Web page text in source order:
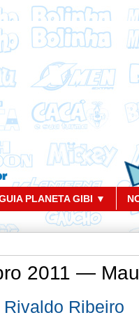
PLANETA GIBI ▼
2011 —
Ribeiro